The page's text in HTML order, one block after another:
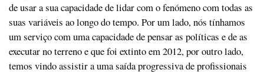
de usar a sua capacidade de lidar com o fenómeno com todas as
suas variáveis ao longo do tempo. Por um lado, nós tínhamos
um serviço com uma capacidade de pensar as políticas e de as
executar no terreno e que foi extinto em 2012, por outro lado,
temos vindo assistir a uma saída progressiva de profissionais